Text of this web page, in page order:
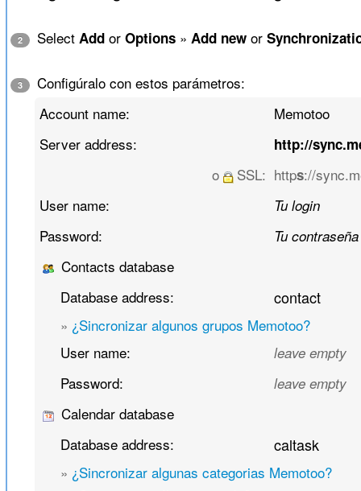
2 Select Addor Options» Add newor
3
Configúralo con estos parámetros:
Account name:
Memotoo
Server address:
http://
o SSL: https://
User name:
Tu login
Password: Tu contraseña
Contacts database
Database address:
contact
» ¿Sincronizar algunos grupos Memotoo?
User name:
leave empty
Password: leave empty
Calendar database
Database address:
caltask
» ¿Sincronizar algunas categorias Memotoo?